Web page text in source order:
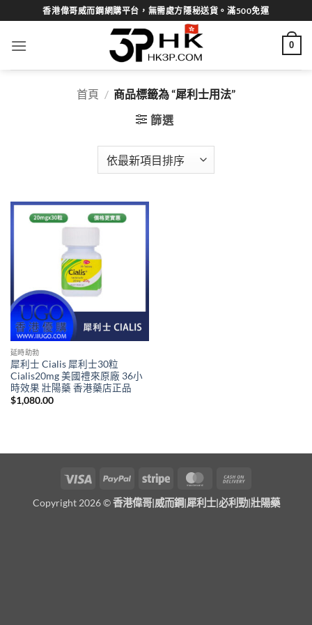
to
content
香港偉哥威而鋼網購平台，無需處方隱秘送貨。滿500免運
0
首頁 / 商品標籤為 “犀利士用法”
篩選
延時助勃
犀利士 Cialis 犀利士30粒
Cialis20mg 美國禮來原廠 36小
時效果 壯陽藥 香港藥店正品
$1,080.00
Visa PayPal Stripe MasterCard
Delivery
Copyright 2026 ©香港偉哥|威而鋼|犀利士|必利勁|壯陽藥